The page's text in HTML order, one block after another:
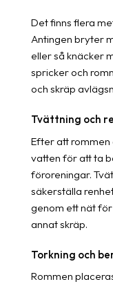
Det finns flera
Antingen bryter
eller så knäcker
spricker och
och skräp
Tvättning och
Efter att
vatten för att ta
föroreningar.
säkerställa
genom ett nät
annat skräp.
Torkning och
Rommen